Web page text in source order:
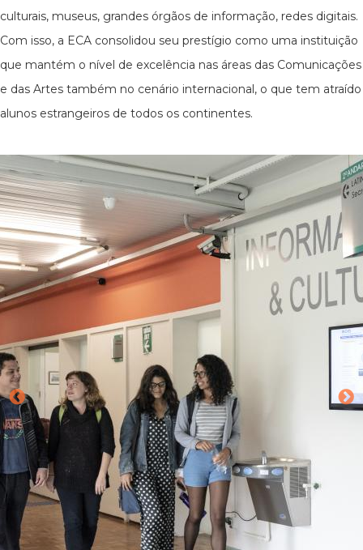
culturais, museus, grandes órgãos de informação, redes digitais.
Com isso, a ECA consolidou seu prestígio como uma instituição
que mantém o nível de excelência nas áreas das Comunicações
e das Artes também no cenário internacional, o que tem atraído
alunos estrangeiros de todos os continentes.